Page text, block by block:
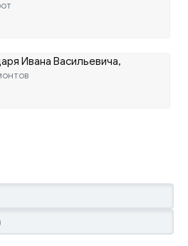
Ивана Васильевича,
и удалого купца